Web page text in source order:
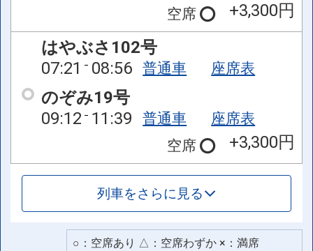
空席
+3,300円
はやぶさ102号
07:21
08:56 普通車 座席表
のぞみ19号
09:12 11:39 普通車
座席表
空席
+3,300円
列車をさらに見る
○：空席あり △：空席わずか ×：満席